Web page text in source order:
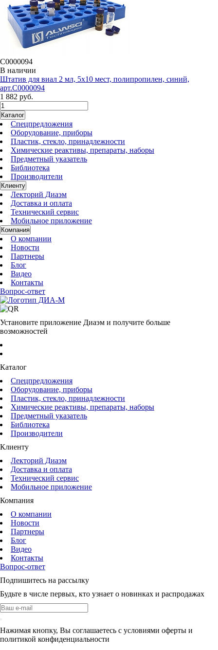
C0000094
В наличии
Штатив для виал 2 мл, 5х10 мест, полипропилен, синий,
арт.C0000094
1 882 руб.
Каталог
Спецпредложения
Оборудование, приборы
Пластик, стекло, принадлежности
Химические реактивы, препараты, наборы
Предметный указатель
Библиотека
Производители
Клиенту
Лекторий Диаэм
Доставка и оплата
Технический сервис
Мобильное приложение
Компания
О компании
Новости
Партнеры
Блог
Видео
Контакты
Вопрос-ответ
Установите приложение Диаэм и получите больше
возможностей
Каталог
Спецпредложения
Оборудование, приборы
Пластик, стекло, принадлежности
Химические реактивы, препараты, наборы
Предметный указатель
Библиотека
Производители
Клиенту
Лекторий Диаэм
Доставка и оплата
Технический сервис
Мобильное приложение
Компания
О компании
Новости
Партнеры
Блог
Видео
Контакты
Вопрос-ответ
Подпишитесь на рассылку
Будьте в числе первых, кто узнает о новинках и распродажах
Нажимая кнопку, Вы соглашаетесь с условиями оферты и
политикой конфиденциальности